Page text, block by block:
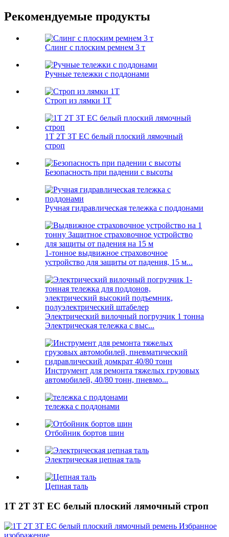
Рекомендуемые продукты
Слинг с плоским ремнем 3 т
Ручные тележки с поддонами
Строп из лямки 1T
1T 2T 3T EC белый плоский лямочный
строп
Безопасность при падении с высоты
Ручная гидравлическая тележка с поддонами
1-тонное выдвижное страховочное
устройство для защиты от падения, 15 м...
Электрический вилочный погрузчик 1 тонна
Электрическая тележка с выс...
Инструмент для ремонта тяжелых грузовых
автомобилей, 40/80 тонн, пневмо...
тележка с поддонами
Отбойник бортов шин
Электрическая цепная таль
Цепная таль
1T 2T 3T EC белый плоский лямочный строп